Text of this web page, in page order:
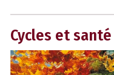
Cycles et